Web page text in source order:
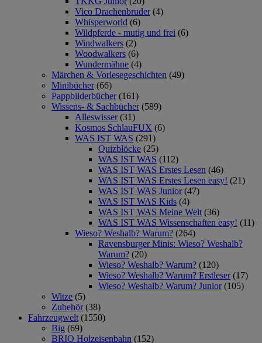
Vico Drachenbruder (4)
Whisperworld (6)
Wildpferde - mutig und frei (6)
Windwalkers (2)
Woodwalkers (6)
Wundermähne (4)
Märchen & Vorlesegeschichten (49)
Minibücher (66)
Pappbilderbücher (161)
Wissens- & Sachbücher (589)
Alleswisser (31)
Kosmos SchlauFUX (6)
WAS IST WAS (291)
Quizblöcke (25)
WAS IST WAS (112)
WAS IST WAS Erstes Lesen (46)
WAS IST WAS Erstes Lesen easy! (21)
WAS IST WAS Junior (47)
WAS IST WAS Kids (4)
WAS IST WAS Meine Welt (36)
WAS IST WAS Wissenschaften easy! (11)
Wieso? Weshalb? Warum? (264)
Ravensburger Minis: Wieso? Weshalb?
Warum? (20)
Wieso? Weshalb? Warum? (120)
Wieso? Weshalb? Warum? Erstleser (17)
Wieso? Weshalb? Warum? Junior (105)
Witze (5)
Zubehör (38)
Fahrzeugwelt (1550)
Big (69)
BRIO Holzeisenbahn (152)